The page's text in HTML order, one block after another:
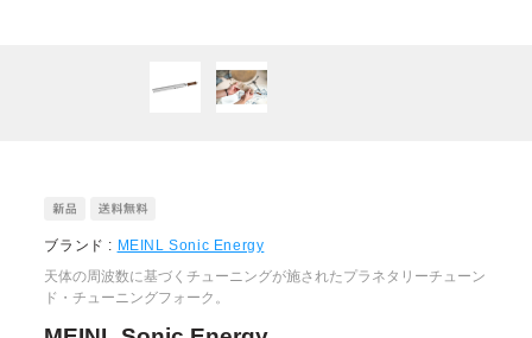
ブランド : MEINL Sonic Energy
天体の周波数に基づくチューニングが施されたプラネタリーチューン
ド・チューニングフォーク。